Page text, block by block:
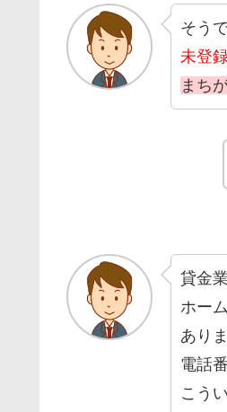
そう
未登
まち
貸金
ホー
あり
電話
こう